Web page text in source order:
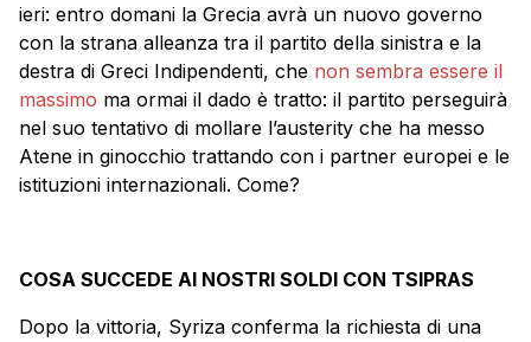
ieri: entro domani la Grecia avrà un nuovo governo
con la strana alleanza tra il partito della sinistra e la
destra di Greci Indipendenti, che non sembra essere il
massimo ma ormai il dado è tratto: il partito perseguirà
nel suo tentativo di mollare l’austerity che ha messo
Atene in ginocchio trattando con i partner europei e le
istituzioni internazionali. Come?
COSA SUCCEDE AI NOSTRI SOLDI CON TSIPRAS
Dopo la vittoria, Syriza conferma la richiesta di una